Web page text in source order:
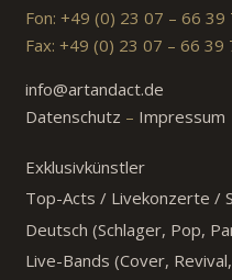
Fon: +49 (0) 23 07 – 66 39
Fax: +49 (0) 23 07 – 66 39
info@artandact.de
Datenschutz – Impressum
Exklusivkünstler
Top-Acts / Livekonzerte /
Deutsch (Schlager, Pop,
Live-Bands (Cover,